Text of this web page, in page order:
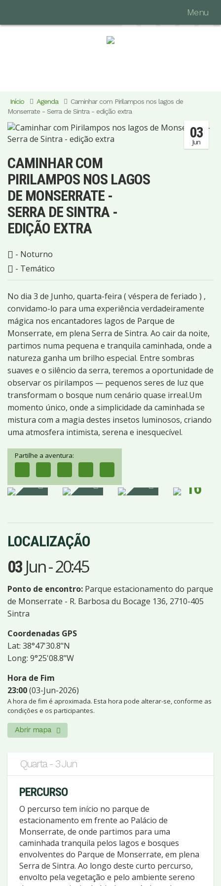
Menu
Início Agenda
Caminhar com Pirilampos nos lagos de
Monserrate - Serra de Sintra - edição extra
CAMINHAR COM
PIRILAMPOS NOS LAGOS
DE MONSERRATE -
SERRA DE SINTRA -
EDIÇÃO EXTRA
03
Jun
- Noturno
- Temático
No dia 3 de Junho, quarta-feira ( véspera de feriado ) ,
convidamo-lo para uma experiência verdadeiramente
mágica nos encantadores lagos de Parque de
Monserrate, em plena Serra de Sintra. Ao cair da noite,
partimos numa pequena e tranquila caminhada, onde a
natureza ganha um brilho especial. Entre sombras
suaves e o silêncio da serra, teremos a oportunidade de
observar os pirilampos — pequenos seres de luz que
transformam o bosque num cenário quase irreal.Um
momento único, onde a simplicidade da caminhada se
mistura com a magia destes insetos luminosos, criando
uma atmosfera intimista, serena e inesquecível.
Partilhe a aventura:
16
LOCALIZAÇÃO
03 Jun-20:45
Ponto de encontro: Parque estacionamento do parque
de Monserrate - R. Barbosa du Bocage 136, 2710-405
Sintra
Coordenadas GPS
Lat: 38°47'30.8"N
Long: 9°25'08.8"W
Hora de Fim
23:00(03-Jun-2026)
A hora de fim é aproximada. Esta hora pode alterar-se, conforme as
condições e os participantes.
Abrir mapa
Quarta - 3 Jun
PERCURSO
O percurso tem início no parque de
estacionamento em frente ao Palácio de
Monserrate, de onde partimos para uma
caminhada tranquila pelos lagos e bosques
envolventes do Parque de Monserrate, em plena
Serra de Sintra. Ao longo deste curto percurso,
envolto pela vegetação e pelo ambiente sereno